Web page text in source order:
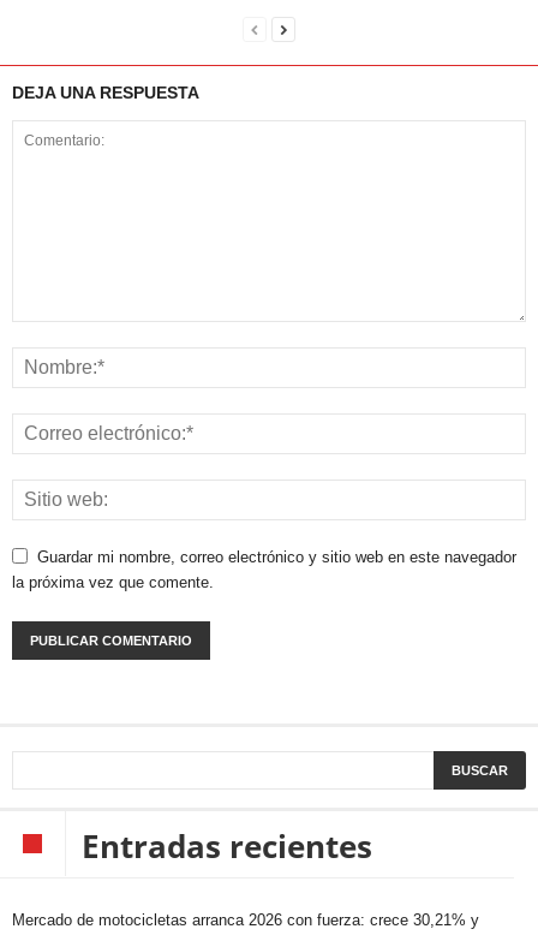
DEJA UNA RESPUESTA
Guardar mi nombre, correo electrónico y sitio web en este navegador
la próxima vez que comente.
Entradas recientes
Mercado de motocicletas arranca 2026 con fuerza: crece 30,21% y